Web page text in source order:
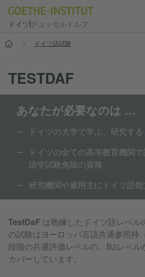
ドイツ デュッセルドルフ
-- ドイツ語試験
TESTDAF
あなたが必要なのは …
ドイツの大学で学ぶ、研究す
ドイツの全ての高等教育機関で
語学試験免除の資格
研究機関や雇用主にドイツ語
TestDaF は熟練したドイツ語レベル
の試験はヨーロッパ言語共通参照枠
段階の共通評価レベルの、B2レベル
カバーしています。